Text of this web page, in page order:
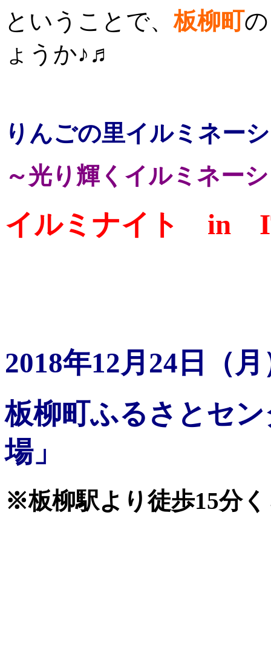
ということで、板柳町
ょうか♪♬
りんごの里イルミネー
～光り輝くイルミネー
イルミナイト in
2018年12月24日（
板柳町ふるさとセ
場」
※板柳駅より徒歩15分